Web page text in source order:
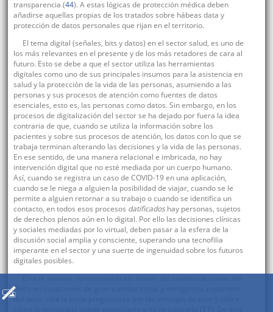
transparencia (44). A estas lógicas de protección médica deben
añadirse aquellas propias de los tratados sobre hábeas data y
protección de datos personales que rijan en el territorio.
El tema digital (señales, bits y datos) en el sector salud, es uno de
los más relevantes en el presente y de los más retadores de cara al
futuro. Esto se debe a que el sector utiliza las herramientas
digitales como uno de sus principales insumos para la asistencia en
salud y la protección de la vida de las personas, asumiendo a las
personas y sus procesos de atención como fuentes de datos
esenciales, esto es, las personas como datos. Sin embargo, en los
procesos de digitalización del sector se ha dejado por fuera la idea
contraria de que, cuando se utiliza la información sobre los
pacientes y sobre sus procesos de atención, los datos con lo que se
trabaja terminan alterando las decisiones y la vida de las personas.
En ese sentido, de una manera relacional e imbricada, no hay
intervención digital que no esté mediada por un cuerpo humano.
Así, cuando se registra un caso de COVID-19 en una aplicación,
cuando se le niega a alguien la posibilidad de viajar, cuando se le
permite a alguien retornar a su trabajo o cuando se identifica un
contacto, en todos esos procesos datificadoshay personas, sujetos
de derechos plenos aún en lo digital. Por ello las decisiones clínicas
y sociales mediadas por lo virtual, deben pasar a la esfera de la
discusión social amplia y consciente, superando una tecnofilia
imperante en el sector y una suerte de ingenuidad sobre los futuros
digitales posibles.
físico en situaciones de gran tumulto social y vertiginosa expansión
del virus, vale la pena preguntarse por las ventajas de este y sobre